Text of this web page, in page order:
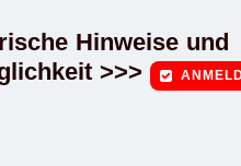
Hinweise und
>>>